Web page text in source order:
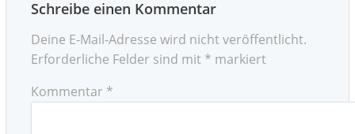
Schreibe einen Kommentar
Deine E-Mail-Adresse wird nicht veröffentlicht.
Erforderliche Felder sind mit * markiert
Kommentar *